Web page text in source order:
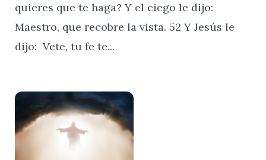
quieres que te haga? Y el ciego le dijo:
Maestro, que recobre la vista. 52 Y Jesús le
dijo: Vete, tu fe te...